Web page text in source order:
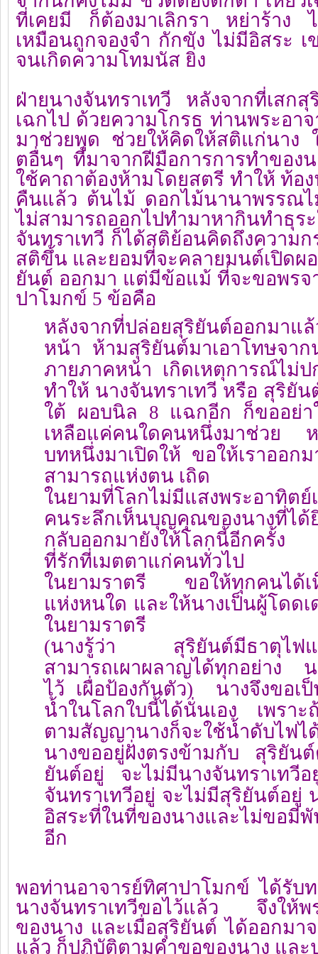
ที่เคยมี ก็ต้องมาเลิกรา หย่าร้าง ไ
เหมือนถูกจองจำ กักขัง ไม่มีอิสระ เ
จนเกิดความโทมนัส ยิ่ง
ฝ่ายนางจันทราเทวี หลังจากที่เสก
เฉกไป ด้วยความโกรธ ท่านพระอา
มาช่วยพูด ช่วยให้คิดให้สติแก่นาง
ตอื่นๆ ที่มาจากฝีมือการการทำของ
ใช้คาถาต้องห้ามโดยสตรี ทำให้ ท้อ
คืนแล้ว ต้นไม้ ดอกไม้นานาพรรณไ
ไม่สามารถออกไปทำมาหากินทำธุ
จันทราเทวี ก็ได้สติย้อนคิดถึงความ
สติขึ้น และยอมที่จะคลายมนต์เปิดผ
ยันต์ ออกมา แต่มีข้อแม้ ที่จะขอพรจ
ปาโมกข์ 5 ข้อคือ
หลังจากที่ปล่อยสุริยันต์ออกมา
หน้า ห้ามสุริยันต์มาเอาโทษจา
ภายภาคหน้า เกิดเหตุการณ์ไม่
ทำให้ นางจันทราเทวี หรือ สุริยัน
ใต้ ผอบนิล 8 แฉกอีก ก็ขออย่า
เหลือแค่คนใดคนหนึ่งมาช่วย
บทหนึ่งมาเปิดให้ ขอให้เราออก
สามารถแห่งตน เถิด
ในยามที่โลกไม่มีแสงพระอาทิต
คนระลึกเห็นบุญคุณของนางที่ได้
กลับออกมายังให้โลกนี้อีกครั้ง
ที่รักที่เมตตาแก่คนทั่วไป
ในยามราตรี ขอให้ทุกคนได้เ
แห่งหนใด และให้นางเป็นผู้โดด
ในยามราตรี
(นางรู้ว่า สุริยันต์มีธาตุไฟแ
สามารถเผาผลาญได้ทุกอย่าง น
ไว้ เผื่อป้องกันตัว) นางจึงขอเ
น้ำในโลกใบนี้ได้นั่นเอง เพราะ
ตามสัญญานางก็จะใช้น้ำดับไฟไ
นางขออยู่ฝั่งตรงข้ามกับ สุริยัน
ยันต์อยู่ จะไม่มีนางจันทราเท
จันทราเทวีอยู่ จะไม่มีสุริยันต์อยู่
อิสระที่ในที่ของนางและไม่ขอมี
อีก
พอท่านอาจารย์ทิศาปาโมกข์ ได้รับ
นางจันทราเทวีขอไว้แล้ว จึงให้พ
ของนาง และเมื่อสุริยันต์ ได้ออกม
แล้ว ก็ปฏิบัติตามคำขอของนาง แล